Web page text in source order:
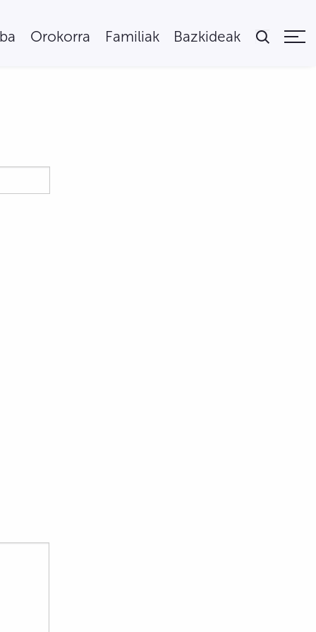
Orokorra Familiak Bazkideak